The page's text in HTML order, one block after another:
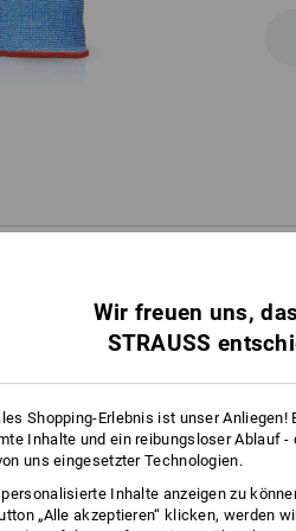
JEDE GRÖSSE
Viele helfende Hände
am Bund unserer Handschuhe
zum schnellen und
Wir freuen uns,
STRAUSS
Shopping-Erlebnis ist unser
Inhalte und ein reibungsloser Ablauf
uns eingesetzter Technologien.
Inhalte anzeigen zu
„Alle akzeptieren“ klicken, werden